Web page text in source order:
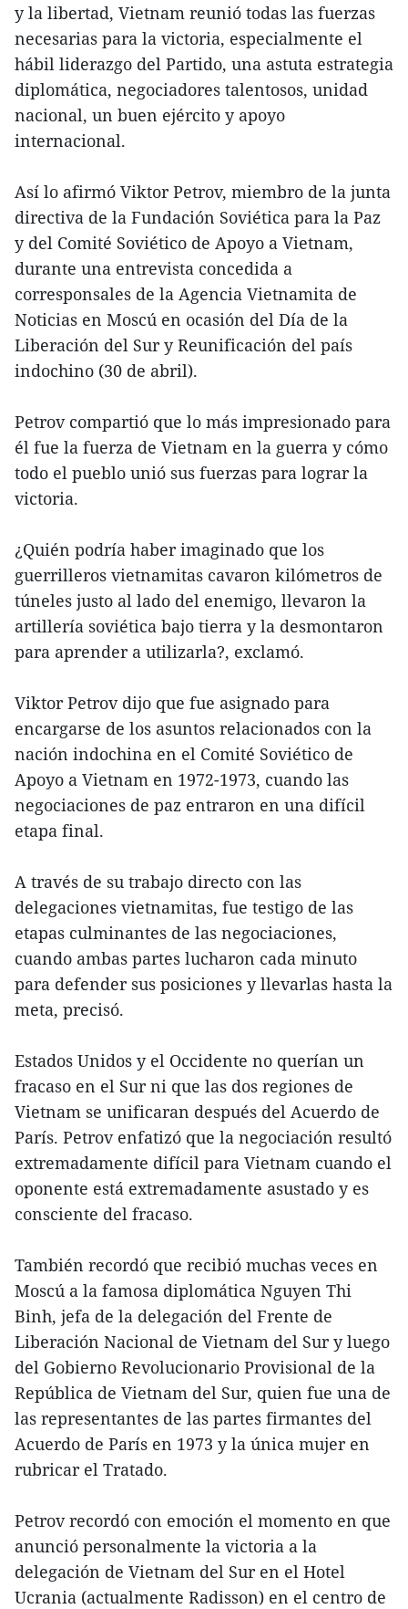
y la libertad, Vietnam reunió todas las fuerzas
necesarias para la victoria, especialmente el
hábil liderazgo del Partido, una astuta estrategia
diplomática, negociadores talentosos, unidad
nacional, un buen ejército y apoyo
internacional.
Así lo afirmó Viktor Petrov, miembro de la junta
directiva de la Fundación Soviética para la Paz
y del Comité Soviético de Apoyo a Vietnam,
durante una entrevista concedida a
corresponsales de la Agencia Vietnamita de
Noticias en Moscú en ocasión del Día de la
Liberación del Sur y Reunificación del país
indochino (30 de abril).
Petrov compartió que lo más impresionado para
él fue la fuerza de Vietnam en la guerra y cómo
todo el pueblo unió sus fuerzas para lograr la
victoria.
¿Quién podría haber imaginado que los
guerrilleros vietnamitas cavaron kilómetros de
túneles justo al lado del enemigo, llevaron la
artillería soviética bajo tierra y la desmontaron
para aprender a utilizarla?, exclamó.
Viktor Petrov dijo que fue asignado para
encargarse de los asuntos relacionados con la
nación indochina en el Comité Soviético de
Apoyo a Vietnam en 1972-1973, cuando las
negociaciones de paz entraron en una difícil
etapa final.
A través de su trabajo directo con las
delegaciones vietnamitas, fue testigo de las
etapas culminantes de las negociaciones,
cuando ambas partes lucharon cada minuto
para defender sus posiciones y llevarlas hasta la
meta, precisó.
Estados Unidos y el Occidente no querían un
fracaso en el Sur ni que las dos regiones de
Vietnam se unificaran después del Acuerdo de
París. Petrov enfatizó que la negociación resultó
extremadamente difícil para Vietnam cuando el
oponente está extremadamente asustado y es
consciente del fracaso.
También recordó que recibió muchas veces en
Moscú a la famosa diplomática Nguyen Thi
Binh, jefa de la delegación del Frente de
Liberación Nacional de Vietnam del Sur y luego
del Gobierno Revolucionario Provisional de la
República de Vietnam del Sur, quien fue una de
las representantes de las partes firmantes del
Acuerdo de París en 1973 y la única mujer en
rubricar el Tratado.
Petrov recordó con emoción el momento en que
anunció personalmente la victoria a la
delegación de Vietnam del Sur en el Hotel
Ucrania (actualmente Radisson) en el centro de